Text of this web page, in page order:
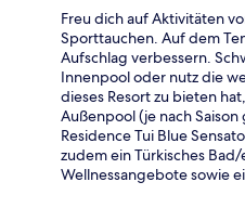
Freu dich auf Aktivitäten
Sporttauchen. Auf dem
Aufschlag verbessern.
Innenpool oder nutz die
dieses Resort zu bieten
Außenpool (je nach
Residence Tui Blue
zudem ein Türkisches
Wellnessangebote sowie